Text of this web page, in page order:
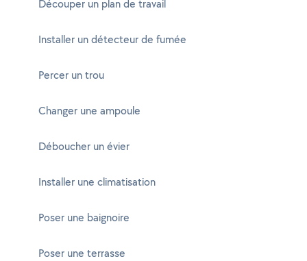
Découper un plan de travail
Installer un détecteur de fumée
Percer un trou
Changer une ampoule
Déboucher un évier
Installer une climatisation
Poser une baignoire
Poser une terrasse